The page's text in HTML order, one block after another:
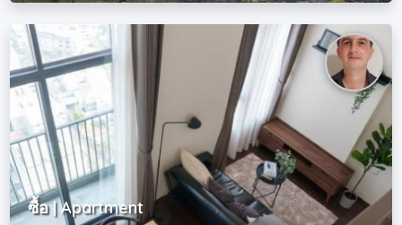
ซื้อ | Apartment